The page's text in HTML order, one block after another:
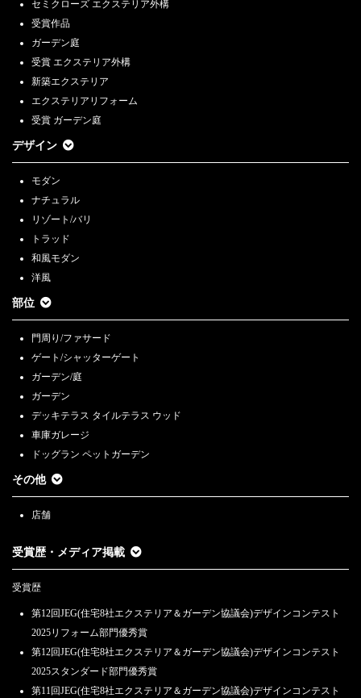
セミクローズ エクステリア外構
受賞作品
ガーデン庭
受賞 エクステリア外構
新築エクステリア
エクステリアリフォーム
受賞 ガーデン庭
デザイン
モダン
ナチュラル
リゾート/バリ
トラッド
和風モダン
洋風
部位
門周り/ファサード
ゲート/シャッターゲート
ガーデン/庭
ガーデン
デッキテラス タイルテラス ウッド
車庫ガレージ
ドッグラン ペットガーデン
その他
店舗
受賞歴・メディア掲載
受賞歴
第12回JEG(住宅8社エクステリア＆ガーデン協議会)デザインコンテスト
2025リフォーム部門優秀賞
第12回JEG(住宅8社エクステリア＆ガーデン協議会)デザインコンテスト
2025スタンダード部門優秀賞
第11回JEG(住宅8社エクステリア＆ガーデン協議会)デザインコンテスト